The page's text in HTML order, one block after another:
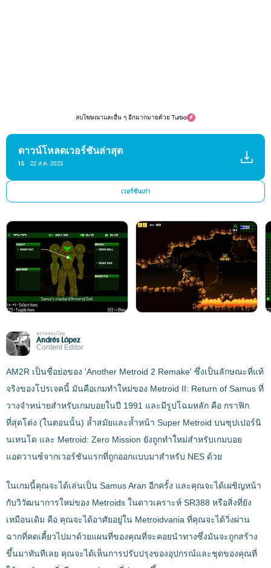
ลบโฆษณาและอื่น ๆ อีกมากมายด้วย Turbo
ดาวน์โหลดเวอร์ชันล่าสุด
1.5 22 ส.ค. 2023
เวอร์ชันเก่า
ตรวจสอบโดย
Andrés López
Content Editor
AM2R เป็นชื่อย่อของ 'Another Metroid 2 Remake' ซึ่งเป็นลักษณะที่แท้
จริงของโปรเจคนี้ มันคือเกมทำใหม่ของ Metroid II: Return of Samus ที่
วางจำหน่ายสำหรับเกมบอยในปี 1991 และมีรูปโฉมหลัก คือ กราฟิก
ที่สุดโต่ง (ในตอนนั้น) ล้ำสมัยและล้ำหน้า Super Metroid บนซุปเปอร์นิ
นเทนโด และ Metroid: Zero Mission ยังถูกทำใหม่สำหรับเกมบอย
แอดวานซ์จากเวอร์ชันแรกที่ถูกออกแบบมาสำหรับ NES ด้วย
ในเกมนี้คุณจะได้เล่นเป็น Samus Aran อีกครั้ง และคุณจะได้เผชิญหน้า
กับวิวัฒนาการใหม่ของ Metroids ในดาวเคราะห์ SR388 หรือสิ่งที่ยัง
เหมือนเดิม คือ คุณจะได้อาศัยอยู่ใน Metroidvania ที่คุณจะได้วิ่งผ่าน
ฉากที่คดเคี้ยวไปมาด้วยแผนที่ของคุณที่จะคอยนำทางซึ่งมันจะถูกสร้าง
ขึ้นมาทันทีเลย คุณจะได้เห็นการปรับปรุงของอุปกรณ์และชุดของคุณที่